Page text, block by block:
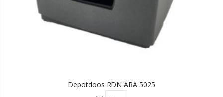
Depotdoos RDN ARA 5025